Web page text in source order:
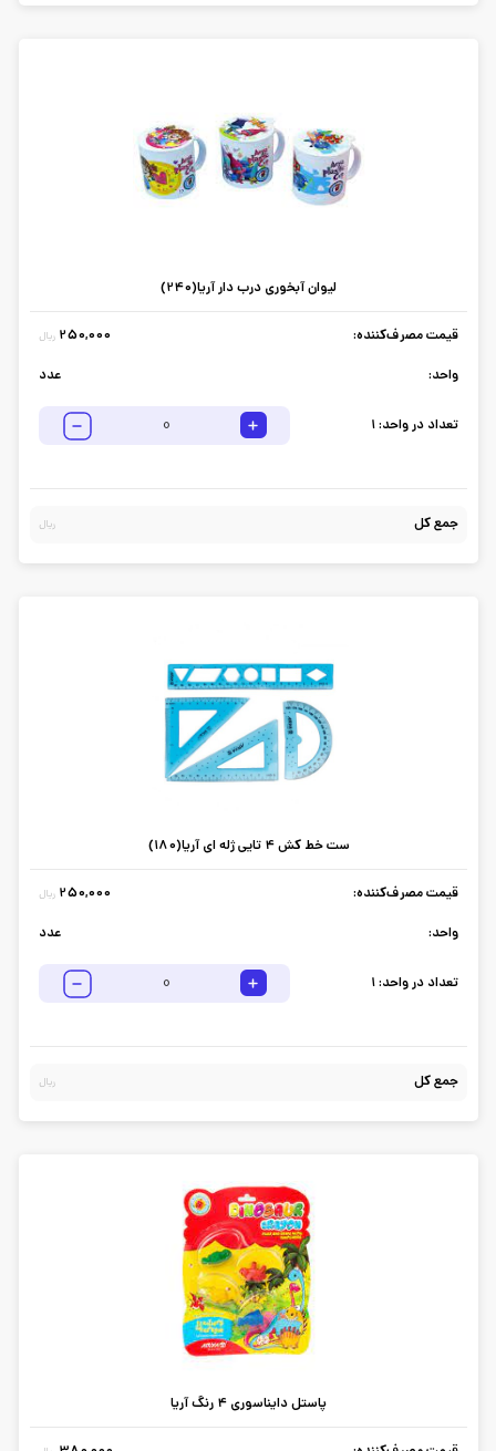
لیوان آبخوری درب دار آریا(240)
قیمت مصرف‌کننده: 250,000 ریال
واحد: عدد
تعداد در واحد:1
جمع کل ریال
ست خط کش 4 تایی ژله ای آریا(180)
قیمت مصرف‌کننده: 250,000 ریال
واحد: عدد
تعداد در واحد:1
جمع کل ریال
پاستل دایناسوری 4 رنگ آریا